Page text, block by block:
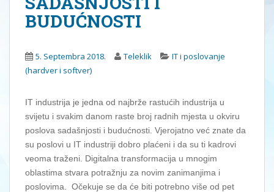
BUDUĆNOSTI
5. Septembra 2018. Teleklik
IT i poslovanje
(hardver i softver)
IT industrija je jedna od najbrže rastućih industrija u
svijetu i svakim danom raste broj radnih mjesta u okviru
poslova sadašnjosti i budućnosti. Vjerojatno već znate da
su poslovi u IT industriji dobro plaćeni i da su ti kadrovi
veoma traženi. Digitalna transformacija u mnogim
oblastima stvara potražnju za novim zanimanjima i
poslovima. Očekuje se da će biti potrebno više od pet